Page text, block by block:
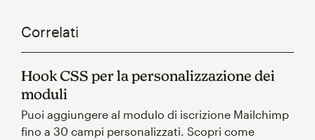
Correlati
Hook CSS per la personalizzazione dei
moduli
Puoi aggiungere al modulo di iscrizione Mailchimp
fino a 30 campi personalizzati. Scopri come